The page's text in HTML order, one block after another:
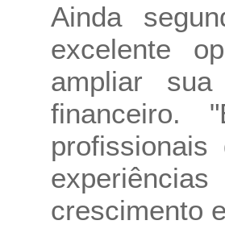
Ainda
excelente
ampliar
financeiro.
crescimento